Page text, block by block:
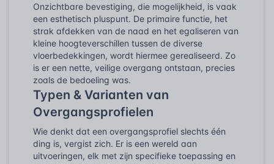
Onzichtbare bevestiging, die mogelijkheid, is vaak
een esthetisch pluspunt. De primaire functie, het
strak afdekken van de naad en het egaliseren van
kleine hoogteverschillen tussen de diverse
vloerbedekkingen, wordt hiermee gerealiseerd. Zo
is er een nette, veilige overgang ontstaan, precies
zoals de bedoeling was.
Typen & Varianten van
Overgangsprofielen
Wie denkt dat een overgangsprofiel slechts één
ding is, vergist zich. Er is een wereld aan
uitvoeringen, elk met zijn specifieke toepassing en